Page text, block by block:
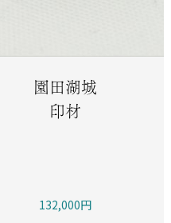
園田湖城
印材
132,000円